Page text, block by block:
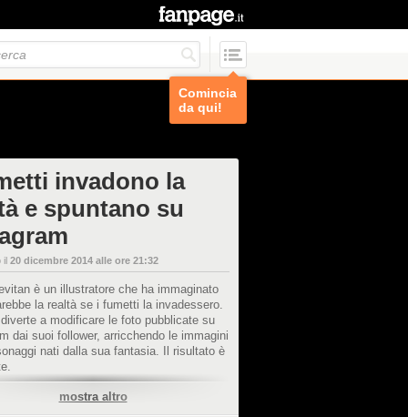
Comincia
da qui!
invadono la
e spuntano su
il 20 dicembre 2014 alle ore 21:32
è un illustratore che ha immaginato
la realtà se i fumetti la invadessero.
a modificare le foto pubblicate su
dai suoi follower, arricchendo le immagini
nati dalla sua fantasia. Il risultato è
opere su www.lucaslevitan.co.uk/
mostra altro